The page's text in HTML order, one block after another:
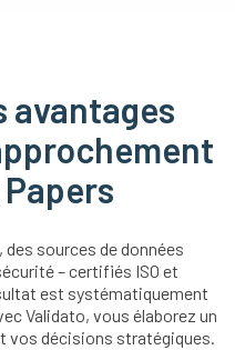
avantages
sources de données
– certifiés ISO et
est systématiquement
Validato, vous élaborez un
vos décisions stratégiques.